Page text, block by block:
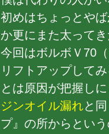
初めはちょっとや
か更にまた太って
今回はボルボＶ70
リフトアップして
とは原因が把握し
ジンオイル漏れと
プ』の所からとい